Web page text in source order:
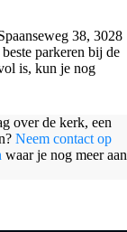
38, 3028
parkeren bij de
is, kun je nog
over de kerk, een
Neem contact op
waar je nog meer aan